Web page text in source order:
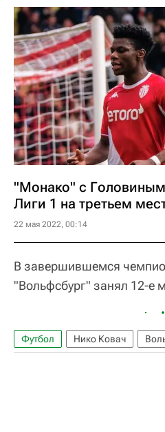
"Монако" с
Лиги 1 на третьем
22 мая 2022, 00:14
В завершившемся
"Вольфсбург" занял 12-е
Футбол Нико Ковач